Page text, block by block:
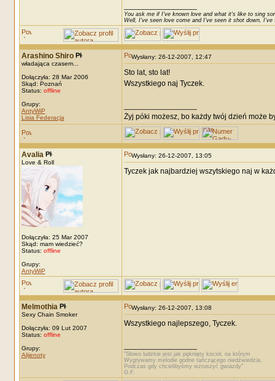
You ask me if I've known love and what it's like to sing
Well, I've seen love come and I've seen it shot down, I've
Arashino Shiro
władająca czasem...
Dołączyła: 28 Mar 2006
Skąd: Poznań
Status: offline
Grupy:
AntyWiP
Lisia Federacja
Wysłany: 26-12-2007, 12:47
Sto lat, sto lat!
Wszystkiego naj Tyczek.
Żyj póki możesz, bo każdy twój dzień może
Avalia
Love & Roll
Dołączyła: 25 Mar 2007
Skąd: mam wiedzieć?
Status: offline
Grupy:
AntyWiP
Wysłany: 26-12-2007, 13:05
Tyczek jak najbardziej wszytskiego naj w
Melmothia
Sexy Chain Smoker
Dołączyła: 09 Lut 2007
Status: offline
Grupy:
Alijenoty
Wysłany: 26-12-2007, 13:08
Wszystkiego najlepszego, Tyczek.
"Słowo ludzkie jest jak pęknięty kocioł, na którym
Wygrywamy melodie godne tańczącego niedźwiedzia,
Podczas gdy chcielibyśmy wzruszyć gwiazdy"
G.F.